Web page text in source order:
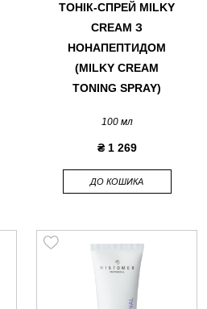
ТОНІК-СПРЕЙ MILKY
CREAM З
НОНАПЕПТИДОМ
(MILKY CREAM
TONING SPRAY)
100 мл
₴ 1 269
ДО КОШИКА